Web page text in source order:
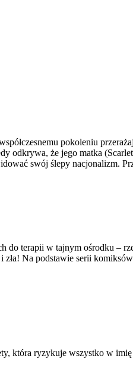
pokoleniu
że jego matka
swój ślepy nacjonalizm.
terapii w tajnym ośrodku –
zła! Na podstawie serii
która ryzykuje wszystko w